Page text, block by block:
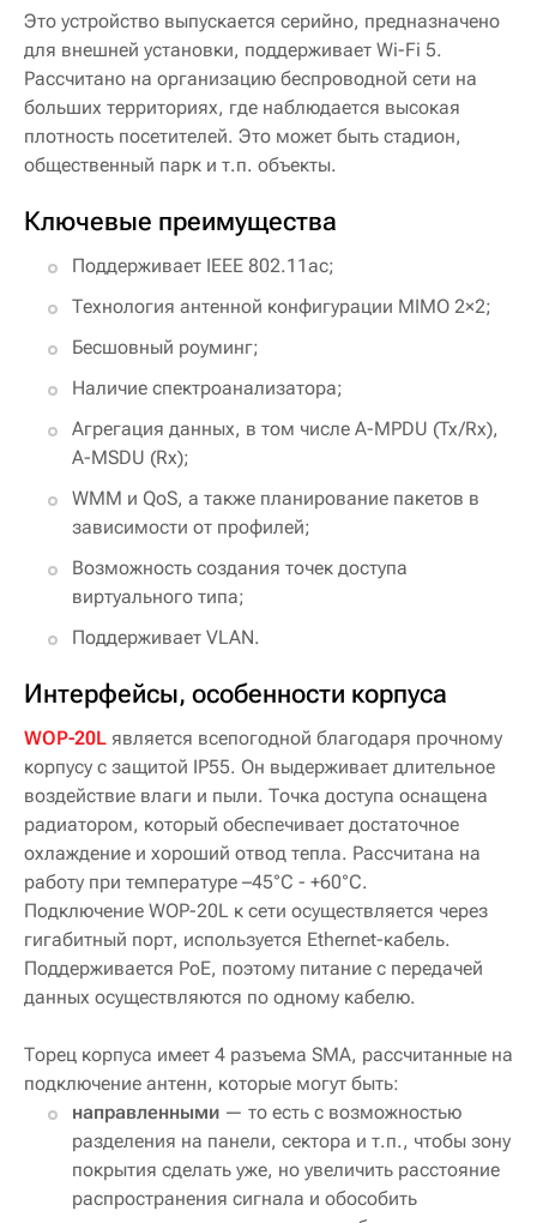
Это устройство выпускается серийно, предназначено
для внешней установки, поддерживает Wi-Fi 5.
Рассчитано на организацию беспроводной сети на
больших территориях, где наблюдается высокая
плотность посетителей. Это может быть стадион,
общественный парк и т.п. объекты.
Ключевые преимущества
Поддерживает IEEE 802.11ac;
Технология антенной конфигурации MIMO 2×2;
Бесшовный роуминг;
Наличие спектроанализатора;
Агрегация данных, в том числе A-MPDU (Tx/Rx),
A-MSDU (Rx);
WMM и QoS, а также планирование пакетов в
зависимости от профилей;
Возможность создания точек доступа
виртуального типа;
Поддерживает VLAN.
Интерфейсы, особенности корпуса
WOP-20L является всепогодной благодаря прочному
корпусу с защитой IP55. Он выдерживает длительное
воздействие влаги и пыли. Точка доступа оснащена
радиатором, который обеспечивает достаточное
охлаждение и хороший отвод тепла. Рассчитана на
работу при температуре –45°C - +60°C.
Подключение WOP-20L к сети осуществляется через
гигабитный порт, используется Ethernet-кабель.
Поддерживается PoE, поэтому питание с передачей
данных осуществляются по одному кабелю.
Торец корпуса имеет 4 разъема SMA, рассчитанные на
подключение антенн, которые могут быть:
направленными — то есть с возможностью
разделения на панели, сектора и т.п., чтобы зону
покрытия сделать уже, но увеличить расстояние
распространения сигнала и обособить